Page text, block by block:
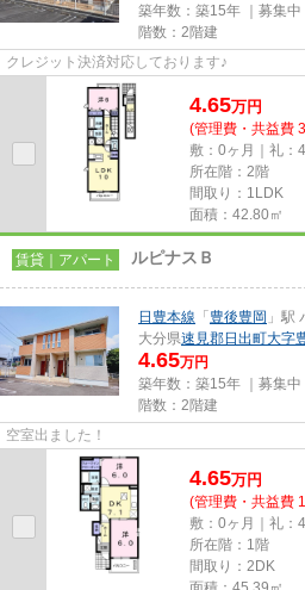
築年数：築15年 ｜募集中
階数：2階建
クレジット決済対応しております♪
4.65万円
(管理費・共益費
敷：0ヶ月｜礼：
所在階：2階
間取り：1LDK
面積：42.80㎡
賃貸｜アパート ルピナスＢ
日豊本線 「 豊後豊岡 」駅
大分県速見郡日出町大字
4.65万円
築年数：築15年 ｜募集中
階数：2階建
空室出ました！
4.65万円
(管理費・共益費
敷：0ヶ月｜礼：
所在階：1階
間取り：2DK